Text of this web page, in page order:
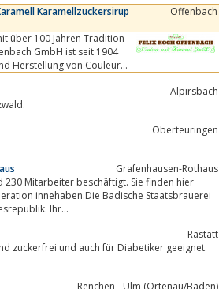
Karamellzuckersirup
Offenbach
über 100 Jahren Tradition
GmbH ist seit 1904
Herstellung von Couleur
Alpirsbach
Oberteuringen
Grafenhausen-Rothaus
Mitarbeiter beschäftigt. Sie finden hier
Ihr...
Rastatt
zuckerfrei und auch für Diabetiker geeignet.
Renchen - Ulm (Ortenau/Baden)